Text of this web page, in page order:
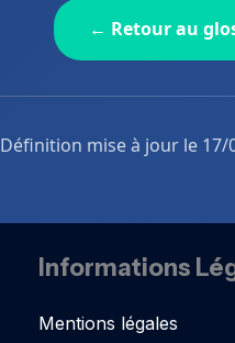
← Retour au
Définition mise à jour le 17/
Informations
Mentions légales